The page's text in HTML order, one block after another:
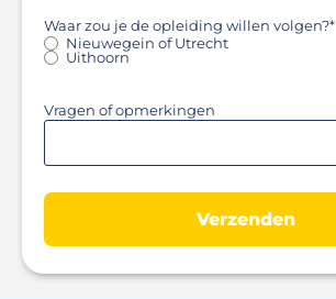
Waar zou je de opleiding willen volgen?*
Nieuwegein of Utrecht
Uithoorn
Vragen of opmerkingen